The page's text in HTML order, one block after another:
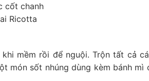
cốt chanh
Ricotta
mềm rồi để nguội. Trộn tất cả
món sốt nhúng dùng kèm bánh mì